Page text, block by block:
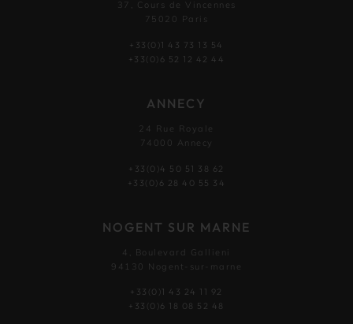
37, Cours de Vincennes
75020 Paris
+33(0)1 43 73 13 54
+33(0)6 52 12 42 44
ANNECY
24 Rue Royale
74000 Annecy
+33(0)4 50 51 38 62
+33(0)6 28 40 55 34
NOGENT SUR MARNE
4, Boulevard Gallieni
94130 Nogent-sur-marne
+33(0)1 43 24 11 92
+33(0)6 18 08 52 48